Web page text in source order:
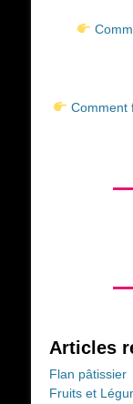
Comment
Articles
Flan pâtissier
Fruits et